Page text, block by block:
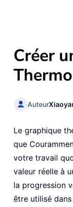
Créer
Auteur
Le graphique
que
votre travail
valeur réelle à
la progression
être utilisé